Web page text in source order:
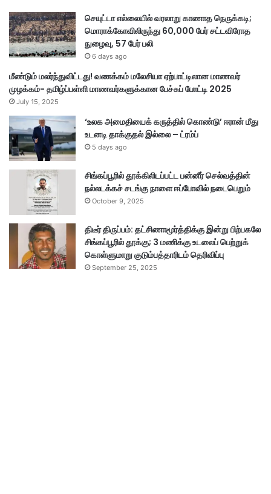
செயுட்டா எல்லையில் வரலாறு காணாத நெருக்கடி;
மொராக்கோவிலிருந்து 60,000 பேர் சட்டவிரோத
நுழைவு, 57 பேர் பலி
6 days ago
மீண்டும் மலர்ந்துவிட்டது! வணக்கம் மலேசியா ஏற்பாட்டிலான மாணவர்
முழக்கம்- தமிழ்ப்பள்ளி மாணவர்களுக்கான பேச்சுப் போட்டி 2025
July 15, 2025
‘உலக அமைதியைக் கருத்தில் கொண்டு’ ஈரான் மீது
உடனடி தாக்குதல் இல்லை – ட்ரம்ப்
5 days ago
சிங்கப்பூரில் தூக்கிலிடப்பட்ட பன்னீர் செல்வத்தின்
நல்லடக்கச் சடங்கு நாளை ஈப்போவில் நடைபெறும்
October 9, 2025
திடீர் திருப்பம்: தட்சிணாமூர்த்திக்கு இன்று பிற்பகலே
சிங்கப்பூரில் தூக்கு; 3 மணிக்கு உடலைப் பெற்றுக்
கொள்ளுமாறு குடும்பத்தாரிடம் தெரிவிப்பு
September 25, 2025